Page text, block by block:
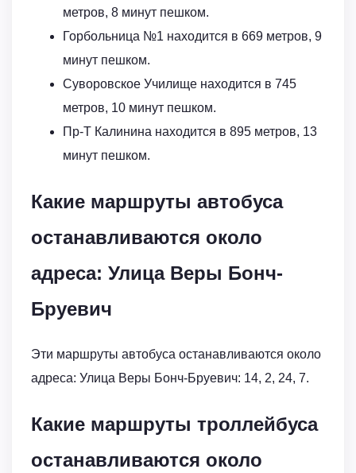
метров, 8 минут пешком.
Горбольница №1 находится в 669 метров, 9
минут пешком.
Суворовское Училище находится в 745
метров, 10 минут пешком.
Пр-Т Калинина находится в 895 метров, 13
минут пешком.
Какие маршруты автобуса
останавливаются около
адреса: Улица Веры Бонч-
Бруевич
Эти маршруты автобуса останавливаются около
адреса: Улица Веры Бонч-Бруевич: 14, 2, 24, 7.
Какие маршруты троллейбуса
останавливаются около